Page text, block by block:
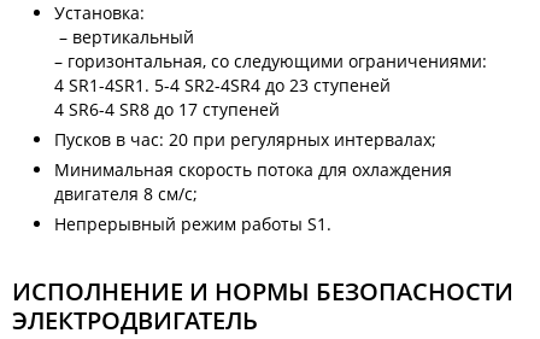
Установка:
– вертикальный
– горизонтальная, со следующими ограничениями:
4 SR1-4SR1. 5-4 SR2-4SR4 до 23 ступеней
4 SR6-4 SR8 до 17 ступеней
Пусков в час: 20 при регулярных интервалах;
Минимальная скорость потока для охлаждения
двигателя 8 см/с;
Непрерывный режим работы S1.
ИСПОЛНЕНИЕ И НОРМЫ БЕЗОПАСНОСТИ
ЭЛЕКТРОДВИГАТЕЛЬ